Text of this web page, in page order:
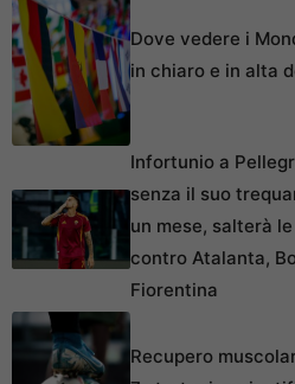
Dove vedere i
in chiaro e in alta
Infortunio a
senza il suo
un mese, salterà
contro Atalanta,
Fiorentina
Recupero